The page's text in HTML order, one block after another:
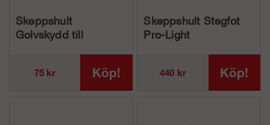
Skeppshult
Golvskydd till
75 kr Köp!
Skeppshult Stegfot
Pro-Light
440 kr Köp!